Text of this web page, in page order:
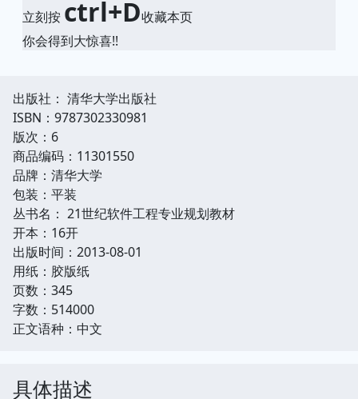
立刻按 ctrl+D收藏本页
你会得到大惊喜!!
出版社： 清华大学出版社
ISBN：9787302330981
版次：6
商品编码：11301550
品牌：清华大学
包装：平装
丛书名： 21世纪软件工程专业规划教材
开本：16开
出版时间：2013-08-01
用纸：胶版纸
页数：345
字数：514000
正文语种：中文
具体描述